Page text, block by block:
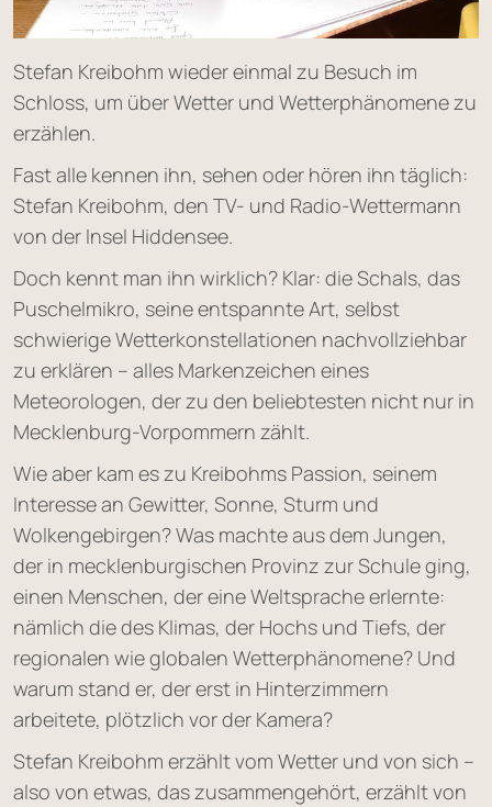
Stefan Kreibohm wieder einmal zu Besuch im
Schloss, um über Wetter und Wetterphänomene zu
erzählen.
Fast alle kennen ihn, sehen oder hören ihn täglich:
Stefan Kreibohm, den TV- und Radio-Wettermann
von der Insel Hiddensee.
Doch kennt man ihn wirklich? Klar: die Schals, das
Puschelmikro, seine entspannte Art, selbst
schwierige Wetterkonstellationen nachvollziehbar
zu erklären – alles Markenzeichen eines
Meteorologen, der zu den beliebtesten nicht nur in
Mecklenburg-Vorpommern zählt.
Wie aber kam es zu Kreibohms Passion, seinem
Interesse an Gewitter, Sonne, Sturm und
Wolkengebirgen? Was machte aus dem Jungen,
der in mecklenburgischen Provinz zur Schule ging,
einen Menschen, der eine Weltsprache erlernte:
nämlich die des Klimas, der Hochs und Tiefs, der
regionalen wie globalen Wetterphänomene? Und
warum stand er, der erst in Hinterzimmern
arbeitete, plötzlich vor der Kamera?
Stefan Kreibohm erzählt vom Wetter und von sich –
also von etwas, das zusammengehört, erzählt von